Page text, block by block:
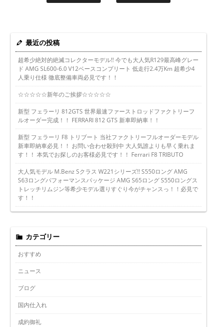
最近の投稿
超希少絶対的絶滅コレクターモデル!! 今でも大人気R129最高峰グレー
ド AMG SL600-6.0 V12ベースコンプリート 低走行2.4万Km 超希少4
人乗り仕様 徹底整備車両必見です！！
☆☆☆☆☆新年のご挨拶☆☆☆☆☆
新型 フェラーリ 812GTS 世界最速ファーストロッドファクトリーフ
ルオーダー完成！！ FERRARI 812 GTS 新車即納車！！
新型 フェラーリ F8 トリブート 当社ファクトリーフルオーダーモデル
新車即納車必見！！ お問い合わせ殺到中 大人気誰よりも早く乗れま
す！！ 本気でお探しのお客様必見です！！ Ferrari F8 TRIBUTO
大人気モデル M.Benz Sクラス W221シリーズ!! S550ロング AMG
S63ロングパフォーマンスパッケージ AMG S65ロング S550ロングス
トレッチリムジン等希少モデル選りすぐり今がチャンスっ！！必見で
す！！
カテゴリー
おすすめ
ニュース
ブログ
国内仕入れ
成約御礼